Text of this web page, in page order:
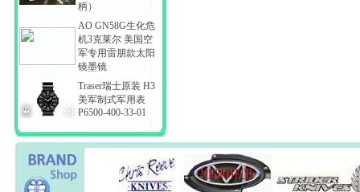
柄）
AO GN58G生化危
机3克莱尔 美国空
军专用雷朋款太阳
镜墨镜
Traser瑞士原装 H3
美军制式军用表
P6500-400-33-01